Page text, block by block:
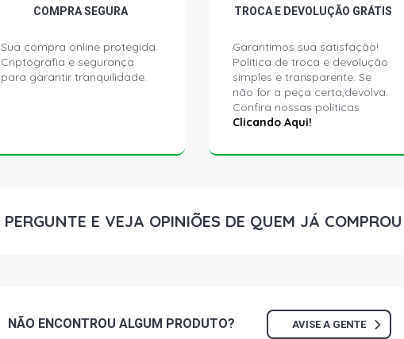
COMPRA SEGURA
Sua compra online protegida.
Criptografia e segurança
para garantir tranquilidade.
TROCA E DEVOLUÇÃO GRÁTIS
Garantimos sua satisfação!
Política de troca e devolução
simples e transparente. Se
não for a peça certa,devolva.
Confira nossas políticas
Clicando Aqui!
PERGUNTE E VEJA OPINIÕES DE QUEM JÁ COMPROU
NÃO ENCONTROU ALGUM PRODUTO? AVISE A GENTE